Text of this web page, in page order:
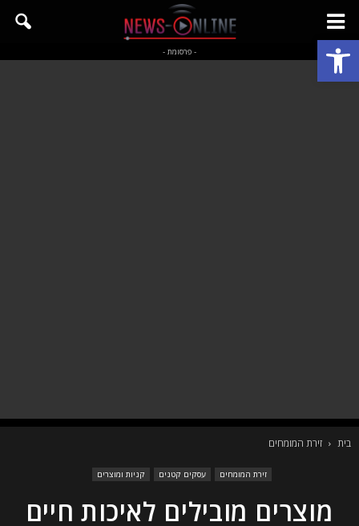
פתח סרגל נגישות - פרסומת -
בית זירת המומחים
זירת המומחים עסקים קטנים קניות ומוצרים
מוצרים מובילים לאיכות חיים